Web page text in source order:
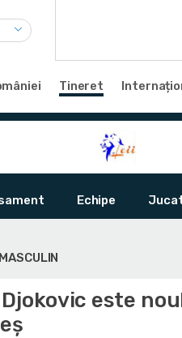
Tineret
Echipe
Djokovic este